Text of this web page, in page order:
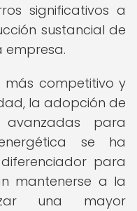
significativos a
sustancial de
empresa.
más competitivo y
la adopción de
avanzadas para
se ha
para
mantenerse a la
una mayor